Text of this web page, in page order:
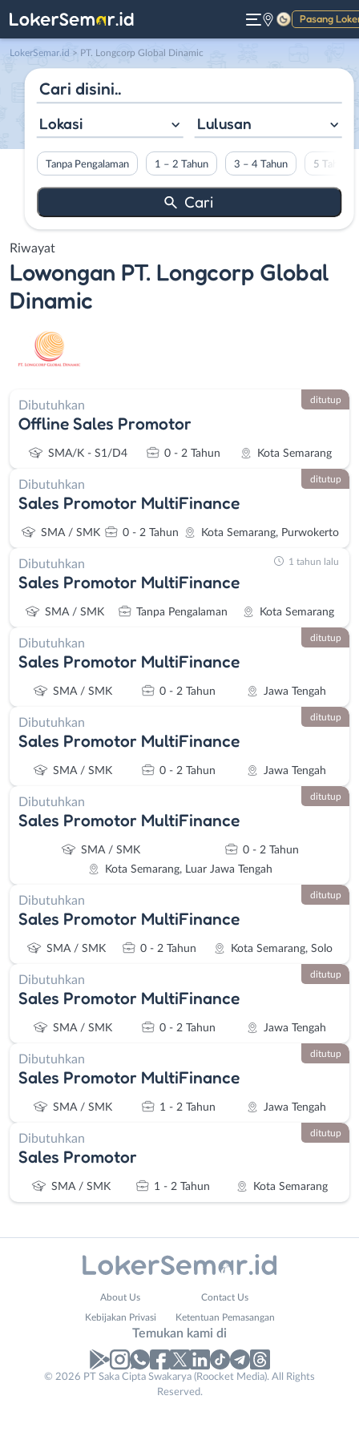
Pasang
Gelap
LokerSemar.id > PT. Longcorp Global Dinamic
Lokasi Lulusan
Tanpa Pengalaman 1 – 2 Tahun 3 – 4 Tahun 5 Tahun
Riwayat
Lowongan PT. Longcorp Global
Dinamic
Dibutuhkan
Offline Sales Promotor
SMA/K - S1/D4 0 - 2 Tahun Kota Semarang
ditutup
Dibutuhkan
Sales Promotor MultiFinance
SMA / SMK 0 - 2 Tahun Kota Semarang, Purwokerto
ditutup
Dibutuhkan
Sales Promotor MultiFinance
SMA / SMK Tanpa Pengalaman Kota Semarang
1 tahun lalu
Dibutuhkan
Sales Promotor MultiFinance
SMA / SMK 0 - 2 Tahun Jawa Tengah
ditutup
Dibutuhkan
Sales Promotor MultiFinance
SMA / SMK 0 - 2 Tahun Jawa Tengah
ditutup
Dibutuhkan
Sales Promotor MultiFinance
SMA / SMK
0 - 2 Tahun
Kota Semarang, Luar Jawa Tengah
ditutup
Dibutuhkan
Sales Promotor MultiFinance
SMA / SMK 0 - 2 Tahun Kota Semarang, Solo
ditutup
Dibutuhkan
Sales Promotor MultiFinance
SMA / SMK 0 - 2 Tahun Jawa Tengah
ditutup
Dibutuhkan
Sales Promotor MultiFinance
SMA / SMK 1 - 2 Tahun Jawa Tengah
ditutup
Dibutuhkan
Sales Promotor
SMA / SMK 1 - 2 Tahun Kota Semarang
ditutup
About Us Contact Us
Kebijakan Privasi Ketentuan Pemasangan
Temukan kami di
© 2026 PT Saka Cipta Swakarya (Roocket Media). All Rights
Reserved.